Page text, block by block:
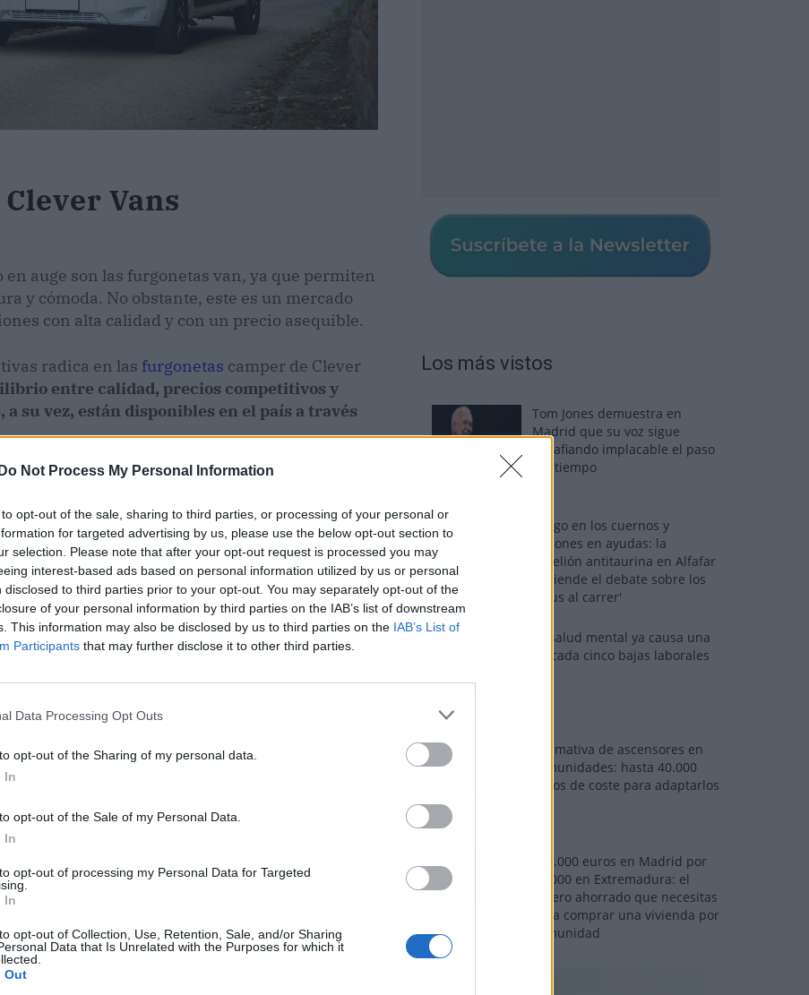
Do Not Process My Personal Information
opt-out of the sale, sharing to third parties, or processing of your personal or
for targeted advertising by us, please use the below opt-out section to
selection. Please note that after your opt-out request is processed you may
interest-based ads based on personal information utilized by us or personal
disclosed to third parties prior to your opt-out. You may separately opt-out of the
of your personal information by third parties on the IAB’s list of downstream
This information may also be disclosed by us to third parties on the IAB’s List of
Participants that may further disclose it to other third parties.
Data Processing Opt Outs
opt-out of the Sharing of my personal data.
In
opt-out of the Sale of my Personal Data.
In
opt-out of processing my Personal Data for Targeted
In
opt-out of Collection, Use, Retention, Sale, and/or Sharing
Data that Is Unrelated with the Purposes for which it
Out
Vans
auge son las furgonetas van, ya que permiten
y cómoda. No obstante, este es un mercado
con alta calidad y con un precio asequible.
radica en las furgonetas camper de Clever
entre calidad, precios competitivos y
su vez, están disponibles en el país a través
Los más vistos
Tom Jones demuestra en
Madrid que su voz sigue
desafiando implacable el paso
del tiempo
Fuego en los cuernos y
millones en ayudas: la
rebelión antitaurina en Alfafar
enciende el debate sobre los
'bous al carrer'
La salud mental ya causa una
de cada cinco bajas laborales
Normativa de ascensores en
comunidades: hasta 40.000
euros de coste para adaptarlos
110.000 euros en Madrid por
31.000 en Extremadura: el
dinero ahorrado que necesitas
para comprar una vivienda por
comunidad